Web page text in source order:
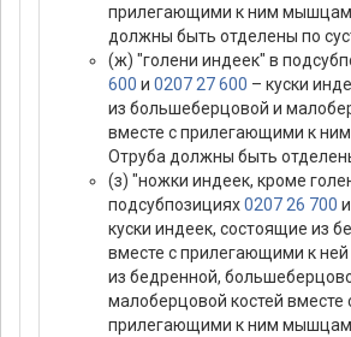
прилегающими к ним
должны быть отделены по
(ж) "голени индеек" в
600 и 0207 27 600 – куски
из большеберцовой и
вместе с прилегающими к
Отруба должны быть
(з) "ножки индеек, кроме
подсубпозициях0207 26 700 и
куски индеек, состоящие из
вместе с прилегающими к
из бедренной,
малоберцовой костей вместе
прилегающими к ним